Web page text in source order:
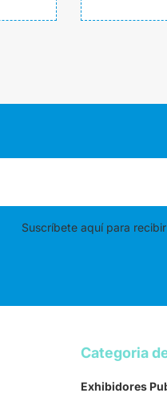
Suscríbete aquí para
Categoria
Exhibidores